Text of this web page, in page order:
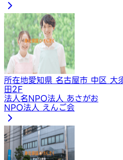
所在地愛知県 名古屋市 中区 大
田2F
法人名NPO法人 あさがお
NPO法人 えんご会